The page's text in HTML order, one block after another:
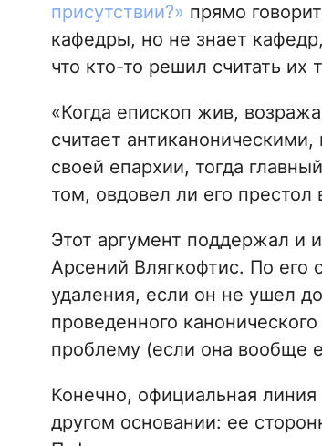
присутствии?» прямо
кафедры, но не знает
что кто-то решил считать их
«Когда епископ жив,
считает
своей епархии, тогда
том, овдовел ли его престол
Этот аргумент поддержал и
Арсений Влягкофтис. По его
удаления, если он не ушел
проведенного
проблему (если она вообще
Конечно, официальная
другом основании: ее